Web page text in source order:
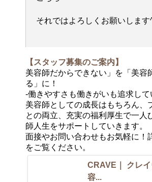
それではよろしくお願いします
【スタッフ募集のご案内】
美容師だからできない」を「美容
る」に！
-働きやすさも働きがいも追求して
美容師としての成長はもちろん、
との両立、充実の福利厚生で一人
師人生をサポートしていきます。
面接やお問い合わせもお気軽に！
をご覧ください。
CRAVE｜ クレ
容...